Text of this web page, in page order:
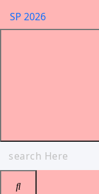
SP 2026
for: